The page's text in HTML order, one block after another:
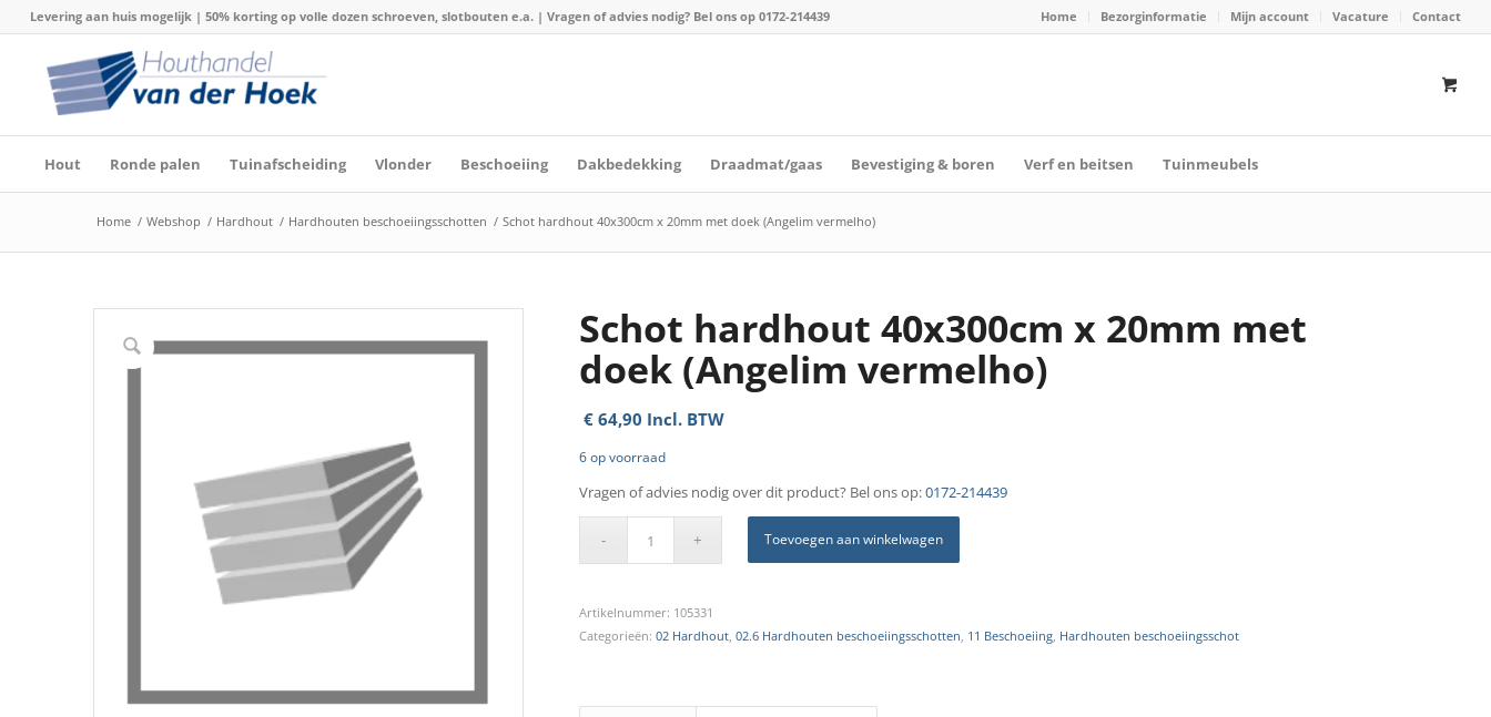
Home Bezorginformatie Mijn account Vacature Contact
Levering aan huis mogelijk | 50% korting op volle dozen schroeven, slotbouten e.a. | Vragen of advies nodig? Bel ons op 0172-214439
Hout Ronde palen Tuinafscheiding Vlonder Beschoeiing Dakbedekking Draadmat/gaas Bevestiging & boren Verf en beitsen Tuinmeubels
Home / Webshop / Hardhout / Hardhouten beschoeiingsschotten / Schot hardhout 40x300cm x 20mm met doek (Angelim vermelho)
Schot hardhout 40x300cm x 20mm met
doek (Angelim vermelho)
€64,90 Incl. BTW
6 op voorraad
Vragen of advies nodig over dit product? Bel ons op:0172-214439
Toevoegen aan winkelwagen
Artikelnummer: 105331
Categorieën: 02 Hardhout, 02.6 Hardhouten beschoeiingsschotten, 11 Beschoeiing, Hardhouten beschoeiingsschot